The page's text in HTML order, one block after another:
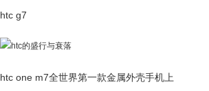
htc g7
htc one m7全世界第一款金属外壳手机上